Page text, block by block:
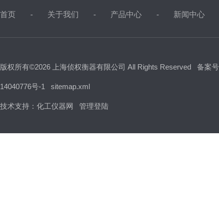
首页 关于我们 产品中心 新闻中心
版权所有©2026 上海侦权衡器有限公司 All Rights Reserved 备案
14040776号-1 sitemap.xml
技术支持： 化工仪器网 管理登陆